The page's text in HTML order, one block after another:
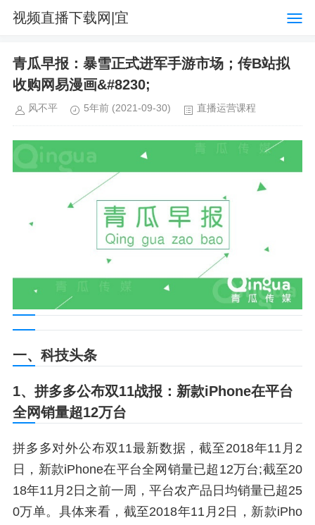
视频直播下载网|宜
配屋软件使用说明书
青瓜早报：暴雪正式进军手游市场；传B站拟
收购网易漫画&#8230;
风不平 5年前 (2021-09-30) 直播运营课程
一、科技头条
1、拼多多公布双11战报：新款iPhone在平台
全网销量超12万台
拼多多对外公布双11最新数据，截至2018年11月2
日，新款iPhone在平台全网销量已超12万台;截至20
18年11月2日之前一周，平台农产品日均销量已超25
0万单。具体来看，截至2018年11月2日，新款iPho